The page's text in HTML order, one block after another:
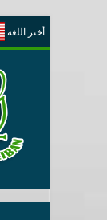
أختر اللغة